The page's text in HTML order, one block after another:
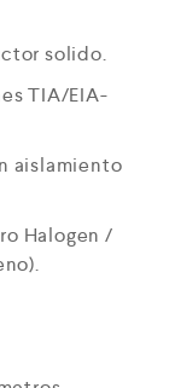
solido.
TIA/EIA-
aislamiento
Halogen /